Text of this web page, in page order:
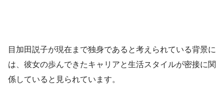
目加田説子が現在まで独身であると考えられている背景に
は、彼女の歩んできたキャリアと生活スタイルが密接に関
係していると見られています。